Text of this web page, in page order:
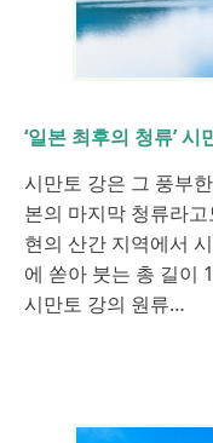
‘일본 최후의 청류’ 시
시만토 강은 그 풍부
본의 마지막 청류라
현의 산간 지역에서
에 쏟아 붓는 총 길이
시만토 강의 원류…